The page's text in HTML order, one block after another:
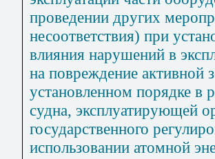
проведении других
несоответствия) при
влияния нарушений в
на повреждение активной
установленном порядке в
судна, эксплуатирующей
государственного
использовании атомной